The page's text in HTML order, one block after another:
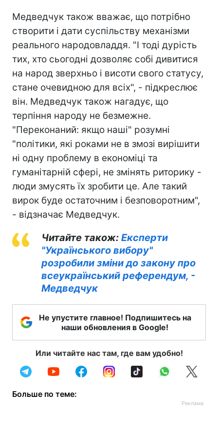
Медведчук також вважає, що потрібно
створити і дати суспільству механізми
реального народовладдя. "І тоді дурість
тих, хто сьогодні дозволяє собі дивитися
на народ зверхньо і висоти свого статусу,
стане очевидною для всіх", - підкреслює
він. Медведчук також нагадує, що
терпіння народу не безмежне.
"Переконаний: якщо наші" розумні
"політики, які роками не в змозі вирішити
ні одну проблему в економіці та
гуманітарній сфері, не змінять риторику -
люди змусять їх зробити це. Але такий
вирок буде остаточним і безповоротним",
- відзначає Медведчук.
Читайте також: Експерти
"Українського вибору"
розробили зміни до закону про
всеукраїнський референдум, -
Медведчук
Не упустите главное! Подпишитесь на
наши обновления в Google!
Или читайте нас там, где вам удобно!
Больше по теме: